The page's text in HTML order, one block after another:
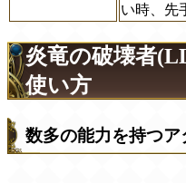
い時、先
炎竜の破壊者
使い方
数多の能力を持つア